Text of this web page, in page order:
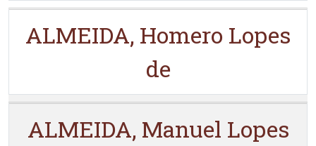
ALMEIDA, Homero Lopes
de
ALMEIDA, Manuel Lopes